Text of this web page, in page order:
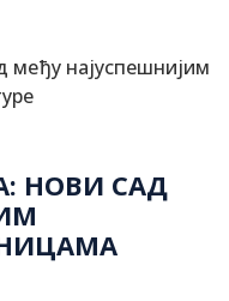
НОВИ САД